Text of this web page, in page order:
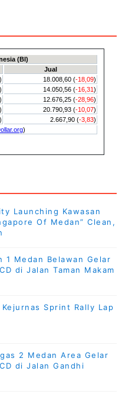
Launching Kawasan
Of Medan” Clean,
1 Medan Belawan Gelar
di Jalan Taman Makam
Sprint Rally Lap
2 Medan Area Gelar
di Jalan Gandhi